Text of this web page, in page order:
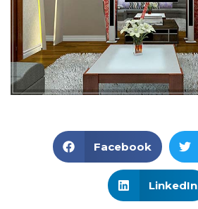
Facebook
LinkedIn